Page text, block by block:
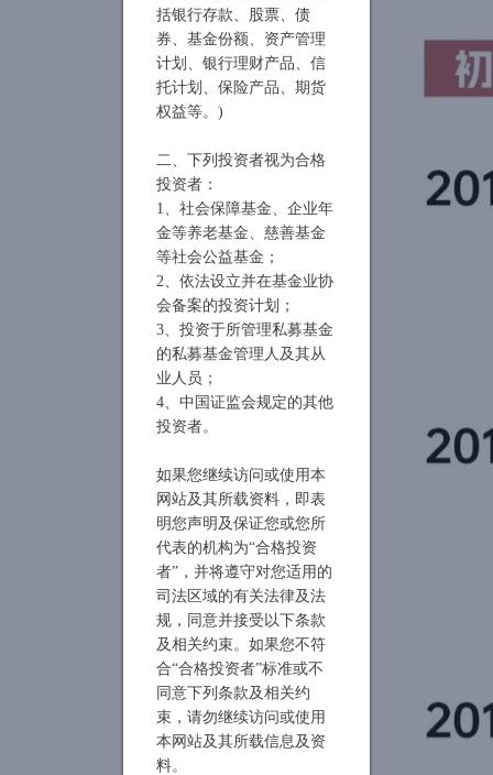
括银行存款、股票、债
券、基金份额、资产管理
计划、银行理财产品、信
托计划、保险产品、期货
权益等。)
二、下列投资者视为合格
投资者：
1、社会保障基金、企业年
金等养老基金、慈善基金
等社会公益基金；
2、依法设立并在基金业协
会备案的投资计划；
3、投资于所管理私募基金
的私募基金管理人及其从
业人员；
4、中国证监会规定的其他
投资者。
如果您继续访问或使用本
网站及其所载资料，即表
明您声明及保证您或您所
代表的机构为“合格投资
者”，并将遵守对您适用的
司法区域的有关法律及法
规，同意并接受以下条款
及相关约束。如果您不符
合“合格投资者”标准或不
同意下列条款及相关约
束，请勿继续访问或使用
本网站及其所载信息及资
料。
千象荣誉